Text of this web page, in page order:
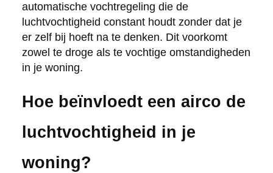
automatische vochtregeling die de
luchtvochtigheid constant houdt zonder dat je
er zelf bij hoeft na te denken. Dit voorkomt
zowel te droge als te vochtige omstandigheden
in je woning.
Hoe beïnvloedt een airco de
luchtvochtigheid in je
woning?